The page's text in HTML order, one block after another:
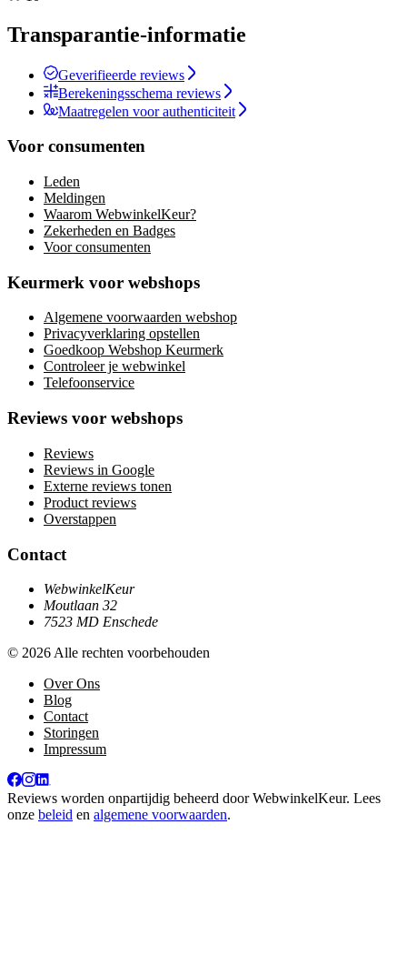
Transparantie-informatie
Geverifieerde reviews
Berekeningsschema reviews
Maatregelen voor authenticiteit
Voor consumenten
Leden
Meldingen
Waarom WebwinkelKeur?
Zekerheden en Badges
Voor consumenten
Keurmerk voor webshops
Algemene voorwaarden webshop
Privacyverklaring opstellen
Goedkoop Webshop Keurmerk
Controleer je webwinkel
Telefoonservice
Reviews voor webshops
Reviews
Reviews in Google
Externe reviews tonen
Product reviews
Overstappen
Contact
WebwinkelKeur
Moutlaan 32
7523 MD Enschede
© 2026 Alle rechten voorbehouden
Over Ons
Blog
Contact
Storingen
Impressum
Reviews worden onpartijdig beheerd doorWebwinkelKeur. Lees
onze beleid en algemene voorwaarden.